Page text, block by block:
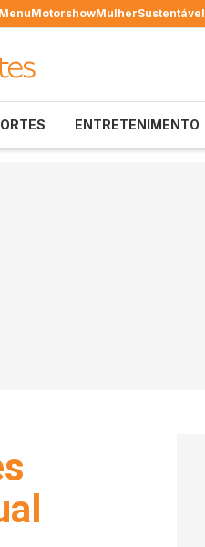
MenuMotorshowMulherSustentável
ENTRETENIMENTO